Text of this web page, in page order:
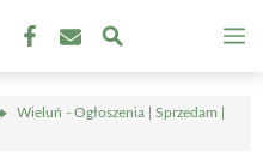
Wieluń - Ogłoszenia | Sprzedam |